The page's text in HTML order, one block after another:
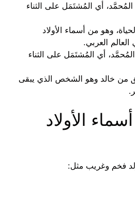
أي المُشتَمَل على الثناء
وهو من أسماء الأولاد
العربي.
أي المُشتَمَل على الثناء
من خالد وهو الشخص الذي يبقى
الأولاد
فخم وغريب مثل: